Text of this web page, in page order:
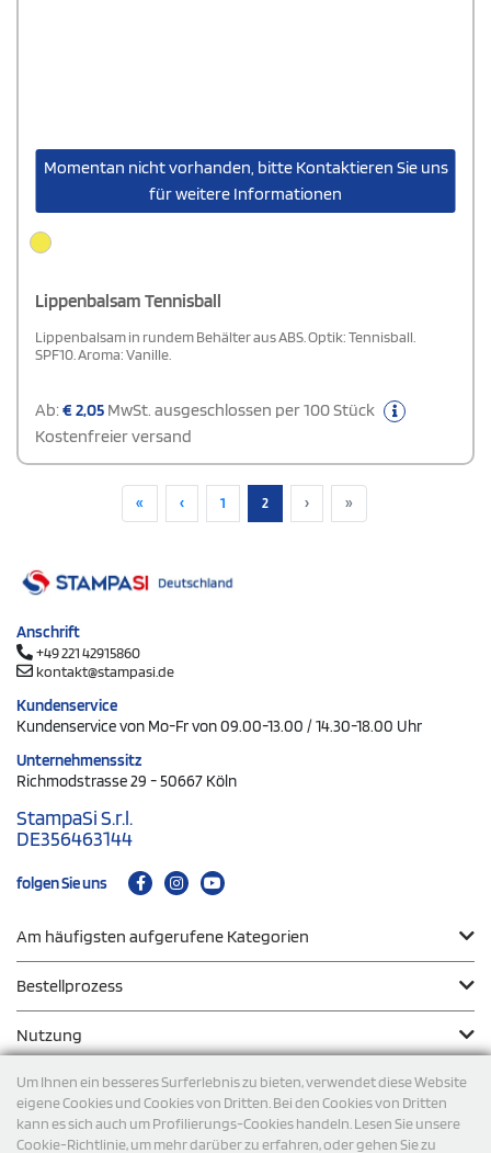
Um Ihnen ein besseres Surferlebnis zu bieten, verwendet diese Website
eigene Cookies und Cookies von Dritten. Bei den Cookies von Dritten
kann es sich auch um Profilierungs-Cookies handeln. Lesen Sie unsere
Cookie-Richtlinie, um mehr darüber zu erfahren, oder gehen Sie zu
Momentan nicht vorhanden, bitte Kontaktieren Sie uns
für weitere Informationen
Lippenbalsam Tennisball
Lippenbalsam in rundem Behälter aus ABS. Optik: Tennisball.
SPF10. Aroma: Vanille.
Ab:€2,05 MwSt. ausgeschlossen per 100 Stück
Kostenfreier versand
« ‹ 1 2 › »
Anschrift
+49 221 42915860
kontakt@stampasi.de
Kundenservice
Kundenservice von Mo-Fr von 09.00-13.00 / 14.30-18.00 Uhr
Unternehmenssitz
Richmodstrasse 29 - 50667 Köln
StampaSi S.r.l.
DE356463144
folgen Sie uns
Am häufigsten aufgerufene Kategorien
Bestellprozess
Nutzung
Zahlungsmodalität